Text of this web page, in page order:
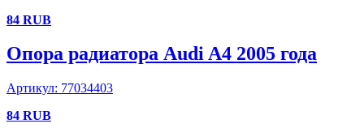
84 RUB
Опора радиатора AudiA4 2005 года
Артикул: 77034403
84 RUB